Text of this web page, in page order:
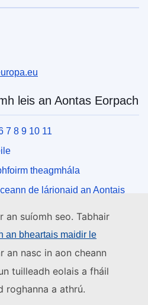
an suíomh seo. Tabhair
an bheartais maidir le
an nasc in aon cheann
tuilleadh eolais a fháil
roghanna a athrú.
leis an Aontas Eorpach
7 8 9 10 11
theagmhála
de lárionaid an Aontais
Eorpaigh ar na meáin
an Aontais